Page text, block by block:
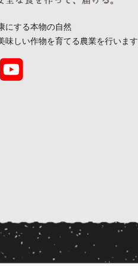
にする本物の自然
味しい作物を育てる農業を行います